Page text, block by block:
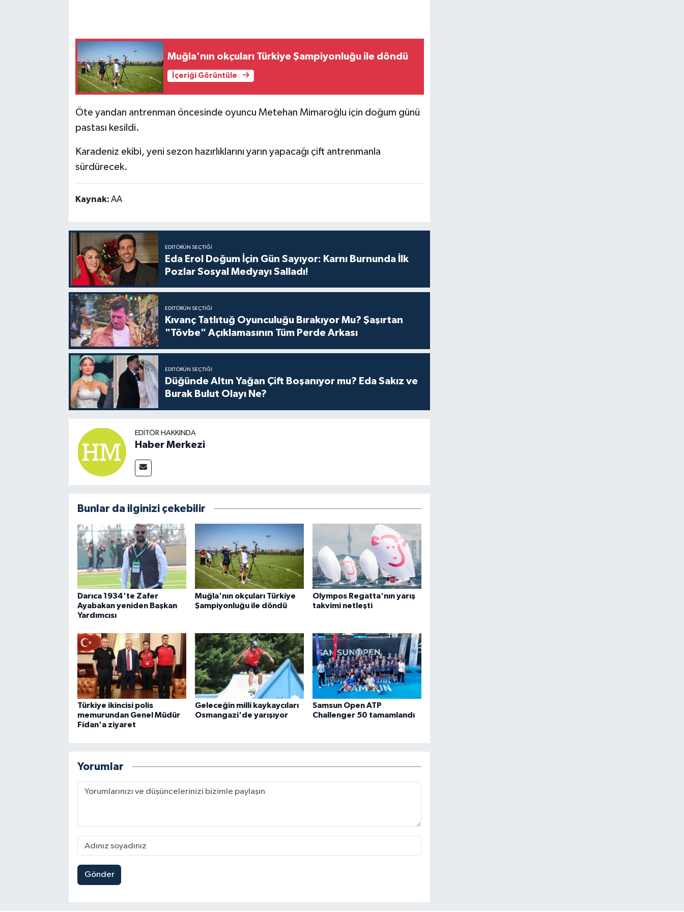
Muğla'nın okçuları Türkiye Şampiyonluğu ile döndü
İçeriği Görüntüle
Öte yandan antrenman öncesinde oyuncu Metehan Mimaroğlu için doğum günü
pastası kesildi.
Karadeniz ekibi, yeni sezon hazırlıklarını yarın yapacağı çift antrenmanla
sürdürecek.
Kaynak: AA
EDITÖRÜN SEÇTIĞI
Eda Erol Doğum İçin Gün Sayıyor: Karnı Burnunda İlk
Pozlar Sosyal Medyayı Salladı!
EDITÖRÜN SEÇTIĞI
Kıvanç Tatlıtuğ Oyunculuğu Bırakıyor Mu? Şaşırtan
"Tövbe" Açıklamasının Tüm Perde Arkası
EDITÖRÜN SEÇTIĞI
Düğünde Altın Yağan Çift Boşanıyor mu? Eda Sakız ve
Burak Bulut Olayı Ne?
EDITÖR HAKKINDA
Haber Merkezi
Bunlar da ilginizi çekebilir
Darıca 1934'te Zafer
Ayabakan yeniden Başkan
Yardımcısı
Muğla'nın okçuları Türkiye
Şampiyonluğu ile döndü
Olympos Regatta'nın yarış
takvimi netleşti
Türkiye ikincisi polis
memurundan Genel Müdür
Fidan'a ziyaret
Geleceğin milli kaykaycıları
Osmangazi'de yarışıyor
Samsun Open ATP
Challenger 50 tamamlandı
Yorumlar
Gönder